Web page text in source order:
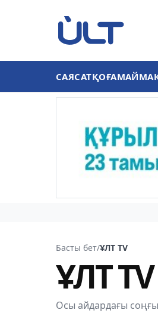
САЯСАТҚОҒАМ
Басты бет/ҰЛТ TV
ҰЛТ TV
Осы айдардағы